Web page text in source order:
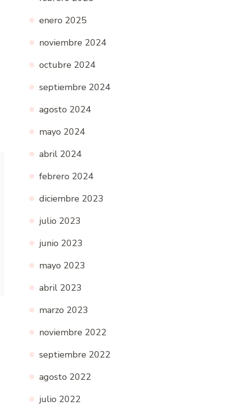
enero 2025
noviembre 2024
octubre 2024
septiembre 2024
agosto 2024
mayo 2024
abril 2024
febrero 2024
diciembre 2023
julio 2023
junio 2023
mayo 2023
abril 2023
marzo 2023
noviembre 2022
septiembre 2022
agosto 2022
julio 2022